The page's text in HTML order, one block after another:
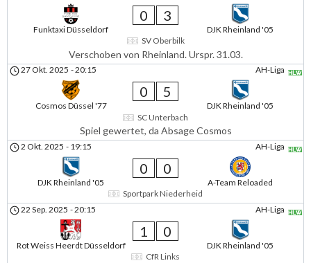
Funktaxi Düsseldorf
0 3
DJK Rheinland '05
SV Oberbilk
Verschoben von Rheinland. Urspr. 31.03.
AH-Liga
27 Okt. 2025 -20:15
Cosmos Düssel '77
0 5
DJK Rheinland '05
SC Unterbach
Spiel gewertet, da Absage Cosmos
AH-Liga
2 Okt. 2025 - 19:15
DJK Rheinland '05
0 0
A-Team Reloaded
Sportpark Niederheid
AH-Liga
22 Sep. 2025 -20:15
Rot Weiss Heerdt Düsseldorf
1 0
DJK Rheinland '05
CfR Links